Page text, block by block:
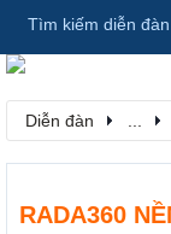
Diễn đàn
RADA360
Tìm kiếm diễn đàn